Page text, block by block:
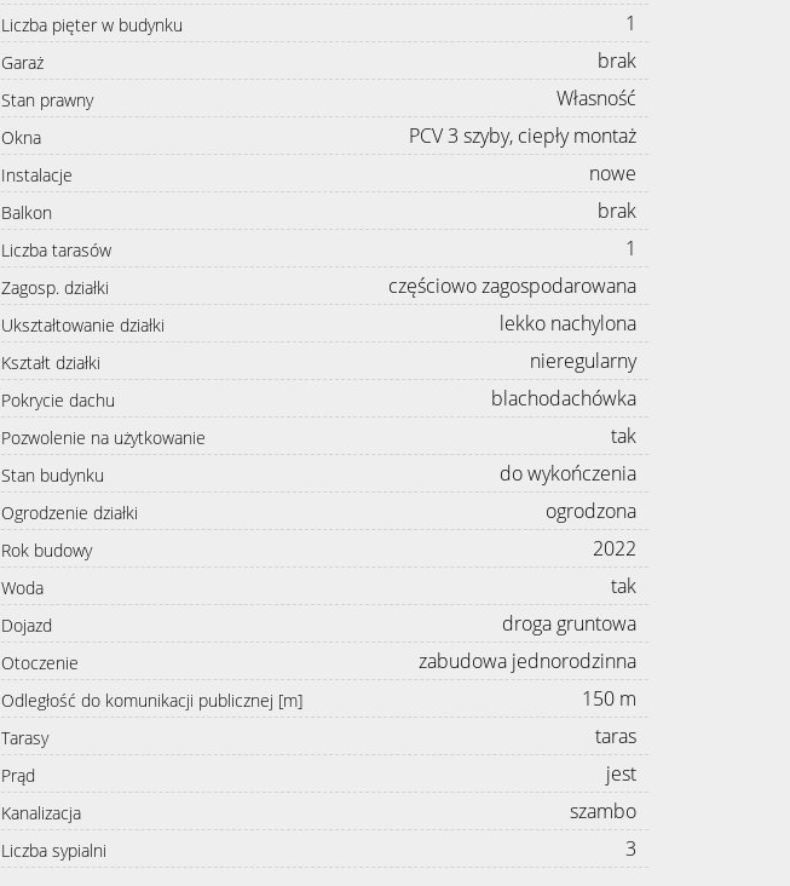
Liczba pięter w budynku 1
Garaż brak
Stan prawny Własność
Okna PCV 3 szyby, ciepły montaż
Instalacje nowe
Balkon brak
Liczba tarasów 1
Zagosp. działki częściowo zagospodarowana
Ukształtowanie działki lekko nachylona
Kształt działki nieregularny
Pokrycie dachu blachodachówka
Pozwolenie na użytkowanie tak
Stan budynku do wykończenia
Ogrodzenie działki ogrodzona
Rok budowy 2022
Woda tak
Dojazd droga gruntowa
Otoczenie zabudowa jednorodzinna
Odległość do komunikacji publicznej [m] 150 m
Tarasy taras
Prąd jest
Kanalizacja szambo
Liczba sypialni 3